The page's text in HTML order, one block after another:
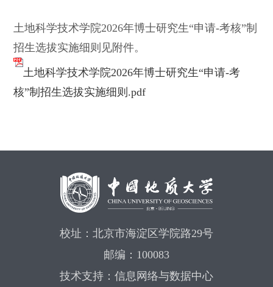
土地科学技术学院2026年博士研究生“申请-考核”制
招生选拔实施细则见附件。
土地科学技术学院2026年博士研究生“申请-考
核”制招生选拔实施细则.pdf
校址：北京市海淀区学院路29号
邮编：100083
技术支持：信息网络与数据中心